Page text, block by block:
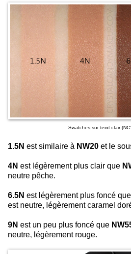
Swatches sur teint clair
1.5N est similaire à NW20 et le
4N est légèrement plus clair que
neutre pêche.
6.5N est légèrement plus foncé que
est neutre, légèrement caramel
9N est un peu plus foncé que
neutre, légèrement rouge.